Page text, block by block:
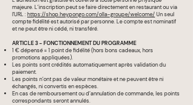
majeure. L’inscription peut se faire directement en restaurant ou via
l'URL :https://shop.heypongo.com/olla-groupe/welcome/ Un seul
compte fidélité est autorisé par personne. Le compte est nominatif
et ne peut être ni cédé, ni transféré.
ARTICLE 3 - FONCTIONNEMENT DU PROGRAMME
1 € dépensé = 1 point de fidélité (hors bons cadeaux, hors
promotions appliquées).
Les points sont crédités automatiquement après validation du
paiement.
Les points n’ont pas de valeur monétaire et ne peuvent être ni
échangés, ni convertis en espèces.
En cas de remboursement ou d’annulation de commande, les points
correspondants seront annulés.